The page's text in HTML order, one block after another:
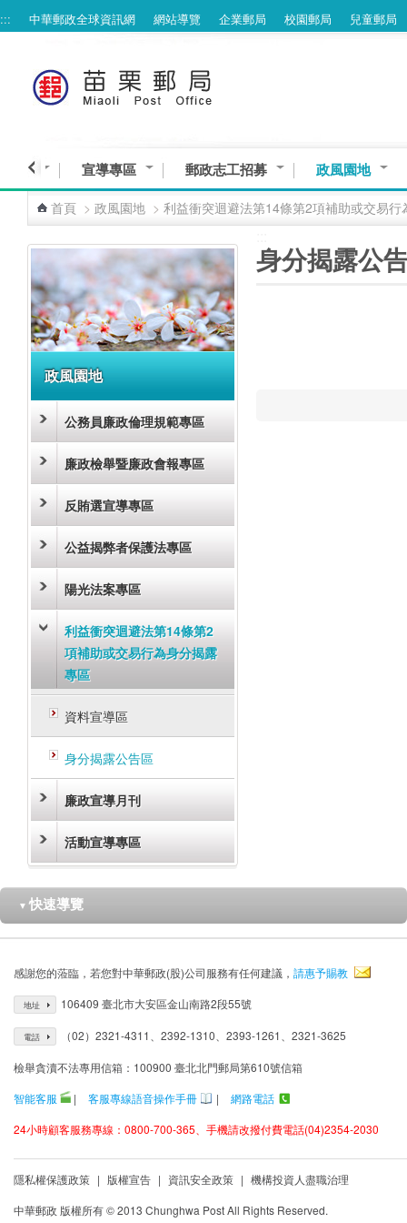
跳到主要內容區塊
::: 中華郵政全球資訊網 網站導覽 企業郵局 校園郵局 兒童郵局
交流 宣導專區 郵政志工招募 政風園地
首頁 > 政風園地 > 利益衝突迴避法第14條第2項補助或交易行
政風園地
公務員廉政倫理規範專區
廉政檢舉暨廉政會報專區
反賄選宣導專區
公益揭弊者保護法專區
陽光法案專區
利益衝突迴避法第14條第2
項補助或交易行為身分揭露
專區
資料宣導區
身分揭露公告區
廉政宣導月刊
活動宣導專區
身分揭露公
▼ 快速導覽
感謝您的蒞臨，若您對中華郵政(股)公司服務有任何建議， 請惠予賜教
地址 106409 臺北市大安區金山南路2段55號
電話 （02）2321-4311、2392-1310、2393-1261、2321-3625
檢舉貪瀆不法專用信箱：100900 臺北北門郵局第610號信箱
智能客服
| 客服專線語音操作手冊 |
網路電話
24小時顧客服務專線：0800-700-365、手機請改撥付費電話(04)2354-2030
隱私權保護政策 | 版權宣告 | 資訊安全政策 | 機構投資人盡職治理
中華郵政 版權所有 © 2013 Chunghwa Post All Rights Reserved.